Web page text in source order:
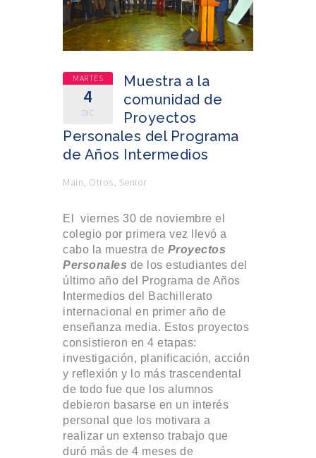
MARTES
4
DIC
Muestra a la
comunidad de
Proyectos
Personales del Programa
de Años Intermedios
Main Otros Senior
El viernes 30 de noviembre el
colegio por primera vez llevó a
cabo la muestra de Proyectos
Personales de los estudiantes del
último año del Programa de Años
Intermedios del Bachillerato
internacional en primer año de
enseñanza media. Estos proyectos
consistieron en 4 etapas:
investigación, planificación, acción
y reflexión y lo más trascendental
de todo fue que los alumnos
debieron basarse en un interés
personal que los motivara a
realizar un extenso trabajo que
duró más de 4 meses de